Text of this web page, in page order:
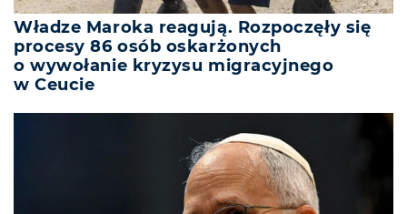
Władze Maroka reagują. Rozpoczęły się
procesy 86 osób oskarżonych
o wywołanie kryzysu migracyjnego
w Ceucie